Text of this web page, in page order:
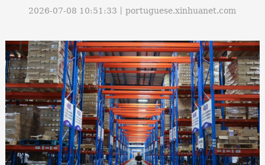
2026-07-08 10:51:33丨portuguese.xinhuanet.com